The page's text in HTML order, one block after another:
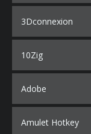
3Dconnexion
10Zig
Adobe
Amulet Hotkey